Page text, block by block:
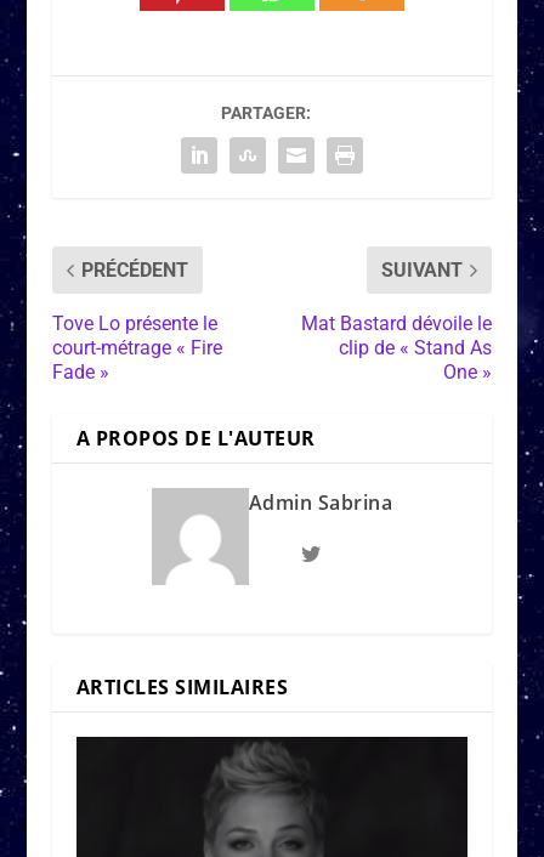
PARTAGER:
PRÉCÉDENT
Tove Lo présente le
court-métrage « Fire
Fade »
SUIVANT
Mat Bastard dévoile le
clip de « Stand As
One »
A PROPOS DE L'AUTEUR
Admin Sabrina
ARTICLES SIMILAIRES